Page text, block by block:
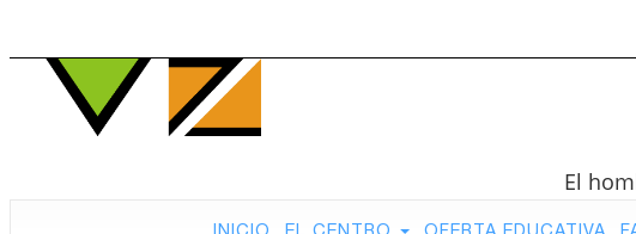
El
INICIO EL CENTRO OFERTA EDUCATIVA